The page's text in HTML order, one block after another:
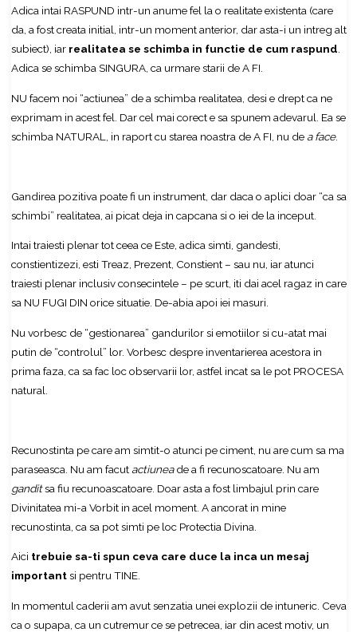
Adica intai RASPUND intr-un anume fel la o realitate existenta (care
da, a fost creata initial, intr-un moment anterior, dar asta-i un intreg alt
subiect), iar realitatea se schimba in functie de cum raspund.
Adica se schimba SINGURA, ca urmare starii de A FI.
NU facem noi “actiunea” de a schimba realitatea, desi e drept ca ne
exprimam in acest fel. Dar cel mai corect e sa spunem adevarul. Ea se
schimba NATURAL, in raport cu starea noastra de A FI, nu de a face.
Gandirea pozitiva poate fi un instrument, dar daca o aplici doar “ca sa
schimbi” realitatea, ai picat deja in capcana si o iei de la inceput.
Intai traiesti plenar tot ceea ce Este, adica simti, gandesti,
constientizezi, esti Treaz, Prezent, Constient – sau nu, iar atunci
traiesti plenar inclusiv consecintele – pe scurt, iti dai acel ragaz in care
sa NU FUGI DIN orice situatie. De-abia apoi iei masuri.
Nu vorbesc de “gestionarea” gandurilor si emotiilor si cu-atat mai
putin de “controlul” lor. Vorbesc despre inventarierea acestora in
prima faza, ca sa fac loc observarii lor, astfel incat sa le pot PROCESA
natural.
Recunostinta pe care am simtit-o atunci pe ciment, nu are cum sa ma
paraseasca. Nu am facut actiuneade a fi recunoscatoare. Nu am
ganditsa fiu recunoascatoare. Doar asta a fost limbajul prin care
Divinitatea mi-a Vorbit in acel moment. A ancorat in mine
recunostinta, ca sa pot simti pe loc Protectia Divina.
Aici trebuie sa-ti spun ceva care duce la inca un mesaj
importantsi pentru TINE.
In momentul caderii am avut senzatia unei explozii de intuneric. Ceva
ca o supapa, ca un cutremur ce se petrecea, iar din acest motiv, un